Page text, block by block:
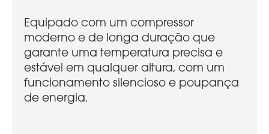
Equipado com um compressor
moderno e de longa duração que
garante uma temperatura precisa e
estável em qualquer altura, com um
funcionamento silencioso e poupança
de energia.